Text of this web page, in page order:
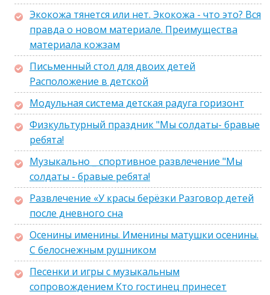
Экокожа тянется или нет. Экокожа - что это? Вся
правда о новом материале. Преимущества
материала кожзам
Письменный стол для двоих детей
Расположение в детской
Модульная система детская радуга горизонт
Физкультурный праздник "Мы солдаты- бравые
ребята!
Музыкально _ спортивное развлечение "Мы
солдаты - бравые ребята!
Развлечение «У красы берёзки Разговор детей
после дневного сна
Осенины именины. Именины матушки осенины.
С белоснежным рушником
Песенки и игры с музыкальным
сопровождением Кто гостинец принесет